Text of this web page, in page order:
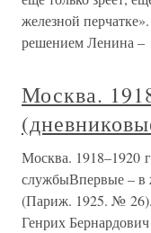
железной
решением Ленина –
Москва.
Москва. 1918–1920
службыВпервые – в
(Париж. 1925. №
Генрих